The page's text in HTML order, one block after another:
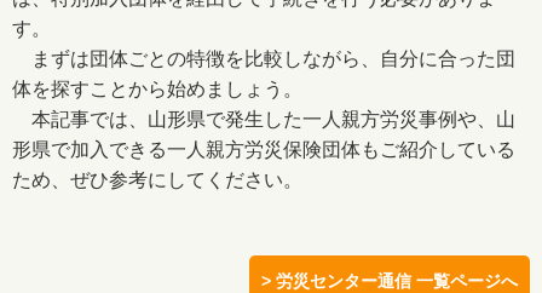
す。
まずは団体ごとの特徴を比較しながら、自分に合った団
体を探すことから始めましょう。
本記事では、山形県で発生した一人親方労災事例や、山
形県で加入できる一人親方労災保険団体もご紹介している
ため、ぜひ参考にしてください。
> 労災センター通信 一覧ページへ